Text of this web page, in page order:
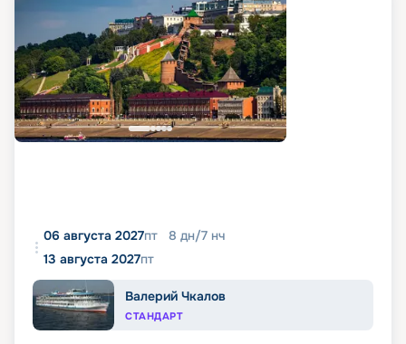
06 августа 2027пт 8 дн/7 нч
13 августа 2027пт
Валерий Чкалов
СТАНДАРТ